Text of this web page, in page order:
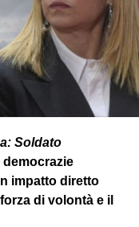
Soldato
democrazie
impatto diretto
di volontà e il